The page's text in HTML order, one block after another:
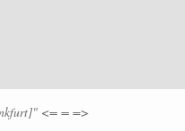
<= = =>